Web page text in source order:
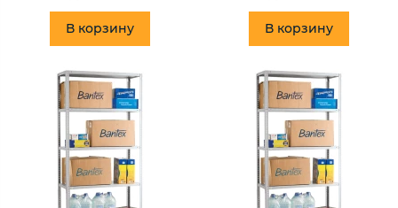
В корзину В корзину